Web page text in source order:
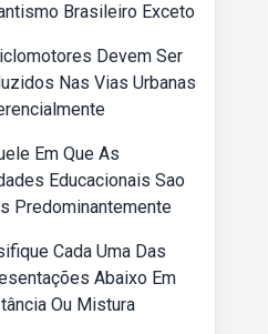
Brasileiro Exceto
Devem Ser
Nas Vias Urbanas
Em Que As
Educacionais Sao
Predominantemente
Cada Uma Das
Abaixo Em
Ou Mistura